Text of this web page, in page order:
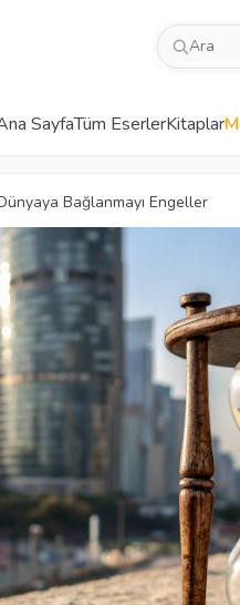
Ara
SayfaTüm EserlerKitaplar
Bağlanmayı Engeller